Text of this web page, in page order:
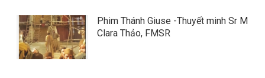
Phim Thánh Giuse -Thuyết minh Sr M
Clara Thảo, FMSR